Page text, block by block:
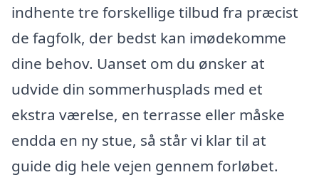
indhente tre forskellige tilbud fra præcist
de fagfolk, der bedst kan imødekomme
dine behov. Uanset om du ønsker at
udvide din sommerhusplads med et
ekstra værelse, en terrasse eller måske
endda en ny stue, så står vi klar til at
guide dig hele vejen gennem forløbet.